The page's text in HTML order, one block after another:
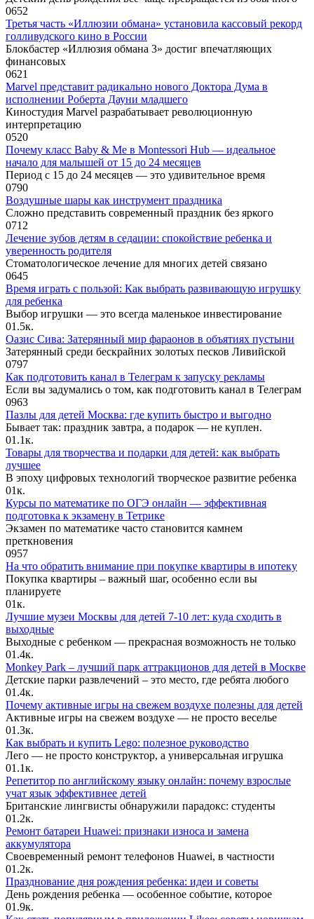
0652
Третья часть «Иллюзии обмана» установила кассовый рекорд
голливудского кино в России
Блокбастер «Иллюзия обмана 3» достиг впечатляющих
финансовых
0621
Marvel представит радикально нового Доктора Дума в
исполнении Роберта Дауни младшего
Киностудия Marvel разрабатывает революционную
интерпретацию
0520
Почему класс Baby & Me в Montessori Hub — идеальное
начало для малышей от 15 до 24 месяцев
Период с 15 до 24 месяцев — это удивительное время
0790
Воздушные шары как инструмент праздника
Сложно представить современный праздник без яркого
0712
Лечение зубов детям в седации: спокойствие ребенка и
уверенность родителя
Стоматологическое лечение для многих детей связано
0645
Время играть с пользой: Как выбрать развивающую игрушку
для ребенка
Выбор игрушки — это всегда маленькое инвестирование
01.5к.
Оазис Сива: Затерянный мир фараонов в объятиях пустыни
Затерянный среди бескрайних золотых песков Ливийской
0797
Как подготовить канал в Телеграм к запуску рекламы
Если вы задумались о том, как подготовить канал в Телеграм
0963
Пазлы для детей Москва: где купить быстро и выгодно
Бывает так: праздник завтра, а подарок — не куплен.
01.1к.
Товары для творчества и подарки для детей: как выбрать
лучшее
В эпоху цифровых технологий творческое развитие ребенка
01к.
Курсы по математике по ОГЭ онлайн — эффективная
подготовка к экзамену в Тетрике
Экзамен по математике часто становится камнем
преткновения
0957
На что обратить внимание при покупке квартиры в ипотеку
Покупка квартиры – важный шаг, особенно если вы
планируете
01к.
Лучшие музеи Москвы для детей 7-10 лет: куда сходить в
выходные
Выходные с ребенком — прекрасная возможность не только
01.4к.
Monkey Park – лучший парк аттракционов для детей в Москве
Детские парки развлечений – это место, где ребята любого
01.4к.
Почему активные игры на свежем воздухе полезны для детей
Активные игры на свежем воздухе — не просто веселье
01.3к.
Как выбрать и купить Lego: полезное руководство
Лего — не просто конструктор, а универсальная игрушка
01.1к.
Репетитор по английскому языку онлайн: почему взрослые
учат язык эффективнее детей
Британские лингвисты обнаружили парадокс: студенты
01.2к.
Ремонт батареи Huawei: признаки износа и замена
аккумулятора
Своевременный ремонт телефонов Huawei, в частности
01.2к.
Празднование дня рождения ребенка: идеи и советы
День рождения ребенка — особенное событие, которое
01.9к.